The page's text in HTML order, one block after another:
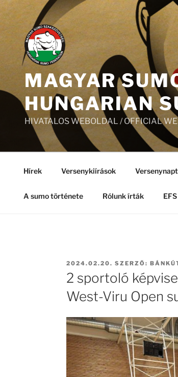
MAGYAR
HUNGARIAN
HIVATALOS WEBOLDAL / OFFICIAL
Hírek Versenykiírások
A sumo története Rólunk írták
BEKÜLDVE:
2024.02.20. SZERZŐ:
2 sportoló
West-Viru Open